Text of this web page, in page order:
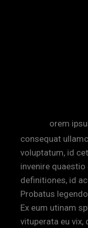
orem
consequat
voluptatum, id
invenire quaestio
definitiones, id
Probatus
Ex eum utinam
vituperata eu vix,